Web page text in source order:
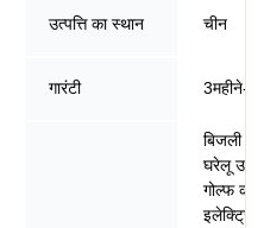
उत्पत्ति का स्थान चीन
गारंटी 3महीने-
बिजली
घरेलू
गोल्फ
इलेक्ट्रिक